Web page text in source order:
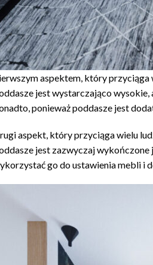
aspektem, który przyciąga
jest wystarczająco
ponieważ poddasze jest
aspekt, który przyciąga wielu
jest zazwyczaj
go do ustawienia mebli i